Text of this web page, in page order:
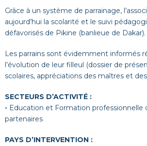
Grâce à un système de parrainage,
aujourd’hui la scolarité et le suivi
défavorisés de Pikine (banlieue de Dakar).
Les parrains sont évidemment informés
l’évolution de leur filleul (dossier de
scolaires, appréciations des maîtres et
SECTEURS D’ACTIVITÉ :
◦ Education et Formation professionnelle
partenaires
PAYS D’INTERVENTION :